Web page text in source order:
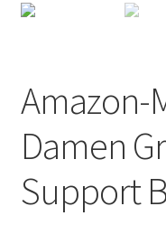
Kasse
Warenkorb
Amazon-
Damen
Support